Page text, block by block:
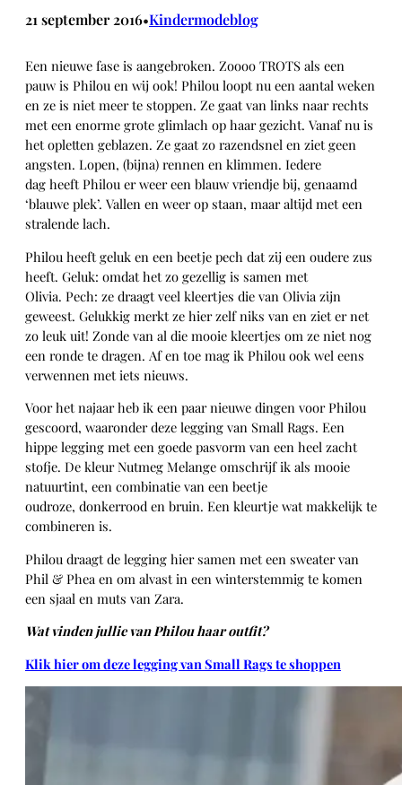
21 september 2016•Kindermodeblog
Een nieuwe fase is aangebroken. Zoooo TROTS als een
pauw is Philou en wij ook! Philou loopt nu een aantal weken
en ze is niet meer te stoppen. Ze gaat van links naar rechts
met een enorme grote glimlach op haar gezicht. Vanaf nu is
het opletten geblazen. Ze gaat zo razendsnel en ziet geen
angsten. Lopen, (bijna) rennen en klimmen. Iedere
dag heeft Philou er weer een blauw vriendje bij, genaamd
‘blauwe plek’. Vallen en weer op staan, maar altijd met een
stralende lach.
Philou heeft geluk en een beetje pech dat zij een oudere zus
heeft. Geluk: omdat het zo gezellig is samen met
Olivia. Pech: ze draagt veel kleertjes die van Olivia zijn
geweest. Gelukkig merkt ze hier zelf niks van en ziet er net
zo leuk uit! Zonde van al die mooie kleertjes om ze niet nog
een ronde te dragen. Af en toe mag ik Philou ook wel eens
verwennen met iets nieuws.
Voor het najaar heb ik een paar nieuwe dingen voor Philou
gescoord, waaronder deze legging van Small Rags. Een
hippe legging met een goede pasvorm van een heel zacht
stofje. De kleur Nutmeg Melange omschrijf ik als mooie
natuurtint, een combinatie van een beetje
oudroze, donkerrood en bruin. Een kleurtje wat makkelijk te
combineren is.
Philou draagt de legging hier samen met een sweater van
Phil & Phea en om alvast in een winterstemmig te komen
een sjaal en muts van Zara.
Wat vinden jullie van Philou haar outfit?
Klik hier om deze legging van Small Rags te shoppen